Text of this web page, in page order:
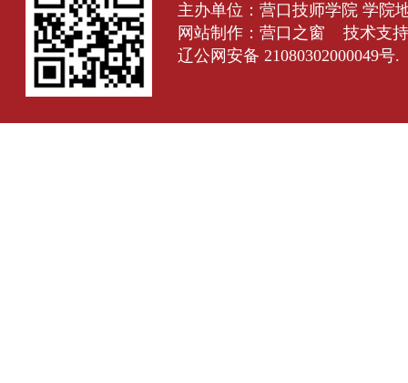
主办单位：营口技师学院 学院
网站制作： 营口之窗
技术支
辽公网安备 21080302000049号.